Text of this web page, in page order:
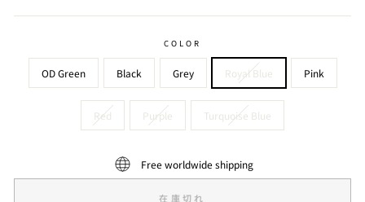
格
COLOR
OD Green Black Grey Royal Blue Pink
Red Purple Turquoise Blue
Free worldwide shipping
在庫切れ